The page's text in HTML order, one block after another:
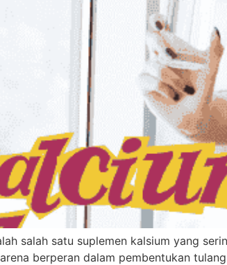
salah satu suplemen kalsium yang
berperan dalam pembentukan